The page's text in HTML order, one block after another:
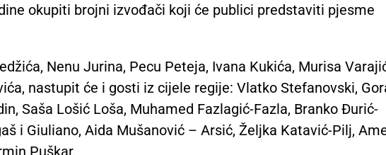
okupiti brojni izvođači koji će publici predstaviti pjesme
Nenu Jurina, Pecu Peteja, Ivana Kukića, Murisa
nastupit će i gosti iz cijele regije: Vlatko Stefanovski,
Saša Lošić Loša, Muhamed Fazlagić-Fazla, Branko Đurić-
i Giuliano, Aida Mušanović – Arsić, Željka Katavić-Pilj,
Puškar.